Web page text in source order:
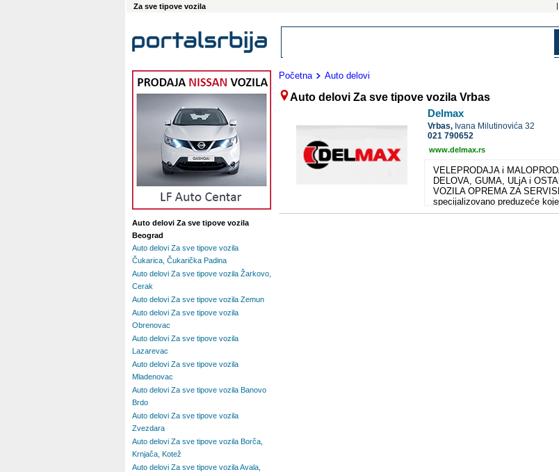
Za sve tipove vozila |
Početna Auto delovi
Auto delovi Za sve tipove vozila Vrbas
Delmax
Vrbas, Ivana Milutinovića 32
021 790652
www.delmax.rs
VELEPRODAJA i
DELOVA, GUMA, ULjA i
VOZILA OPREMA ZA
specijalizovano preduzeće
rezervnih delova za sva vozila
Auto delovi Za sve tipove vozila
Beograd
Auto delovi Za sve tipove vozila
Čukarica, Čukarička Padina
Auto delovi Za sve tipove vozila Žarkovo,
Cerak
Auto delovi Za sve tipove vozila Zemun
Auto delovi Za sve tipove vozila
Obrenovac
Auto delovi Za sve tipove vozila
Lazarevac
Auto delovi Za sve tipove vozila
Mladenovac
Auto delovi Za sve tipove vozila Banovo
Brdo
Auto delovi Za sve tipove vozila
Zvezdara
Auto delovi Za sve tipove vozila Borča,
Krnjača, Kotež
Auto delovi Za sve tipove vozila Avala,